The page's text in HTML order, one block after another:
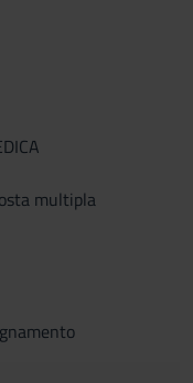
multipla